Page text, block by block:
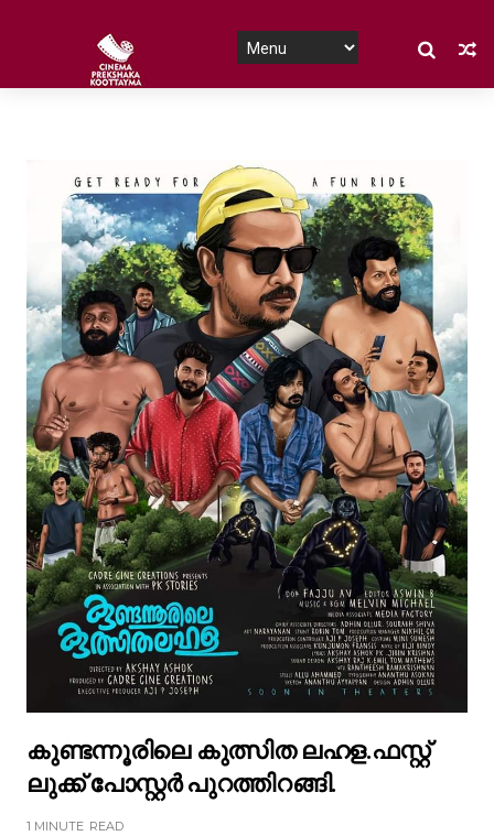
കുണ്ടന്നൂരിലെ കുത്സിത ലഹള.ഫസ്റ്റ്
ലുക്ക് പോസ്റ്റർ പുറത്തിറങ്ങി.
1 MINUTE READ